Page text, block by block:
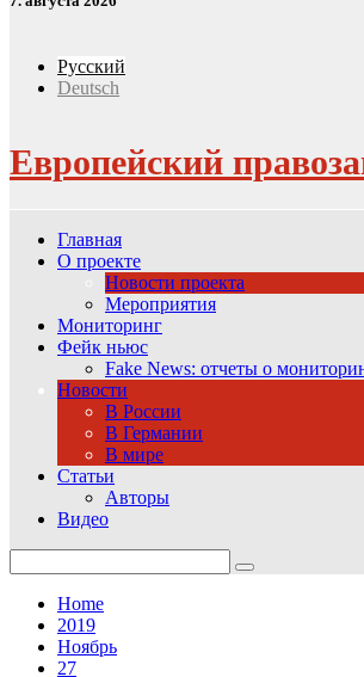
Русский
Deutsch
Европейский
Главная
О проекте
Новости проекта
Мероприятия
Мониторинг
Фейк ньюс
Fake News: отчеты о
Новости
В России
В Германии
В мире
Статьи
Авторы
Видео
for:
Home
2019
Ноябрь
27